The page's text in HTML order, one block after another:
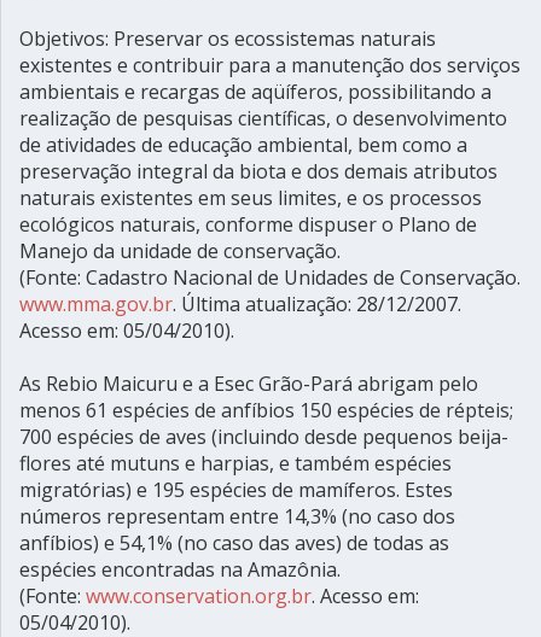
Objetivos: Preservar os ecossistemas naturais
existentes e contribuir para a manutenção dos serviços
ambientais e recargas de aqüíferos, possibilitando a
realização de pesquisas científicas, o desenvolvimento
de atividades de educação ambiental, bem como a
preservação integral da biota e dos demais atributos
naturais existentes em seus limites, e os processos
ecológicos naturais, conforme dispuser o Plano de
Manejo da unidade de conservação.
(Fonte: Cadastro Nacional de Unidades de Conservação.
www.mma.gov.br. Última atualização: 28/12/2007.
Acesso em: 05/04/2010).
As Rebio Maicuru e a Esec Grão-Pará abrigam pelo
menos 61 espécies de anfíbios 150 espécies de répteis;
700 espécies de aves (incluindo desde pequenos beija-
flores até mutuns e harpias, e também espécies
migratórias) e 195 espécies de mamíferos. Estes
números representam entre 14,3% (no caso dos
anfíbios) e 54,1% (no caso das aves) de todas as
espécies encontradas na Amazônia.
(Fonte: www.conservation.org.br. Acesso em:
05/04/2010).